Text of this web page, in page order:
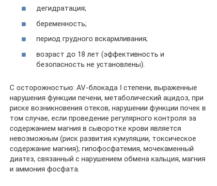
дегидратация;
беременность;
период грудного вскармливания;
возраст до 18 лет (эффективность и
безопасность не установлены).
С осторожностью: AV-блокада I степени, выраженные
нарушения функции печени, метаболический ацидоз, при
риске возникновения отеков, нарушении функции почек в
том случае, если проведение регулярного контроля за
содержанием магния в сыворотке крови является
невозможным (риск развития кумуляции, токсическое
содержание магния); гипофосфатемия, мочекаменный
диатез, связанный с нарушением обмена кальция, магния
и аммония фосфата.